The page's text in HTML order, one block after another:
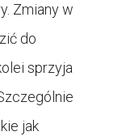
Zmiany w
do
sprzyja
jak